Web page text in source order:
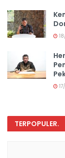
TERPOPULER.